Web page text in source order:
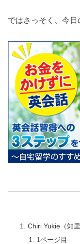
ではさっそく、今日
Chiri Yukie（知
1ページ目